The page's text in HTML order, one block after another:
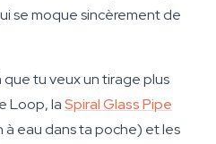
se moque sincèrement de
que tu veux un tirage plus
Loop, laSpiral Glass Pipe
à eau dans ta poche) et les